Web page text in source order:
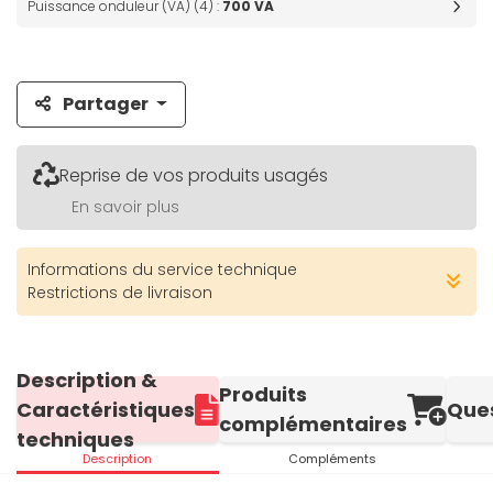
Puissance onduleur (VA) (4) : 700 VA
Partager
Reprise de vos produits usagés
En savoir plus
Informations du service technique
Restrictions de livraison
Description &
Caractéristiques
techniques
Description
Produits
complémentaires
Compléments